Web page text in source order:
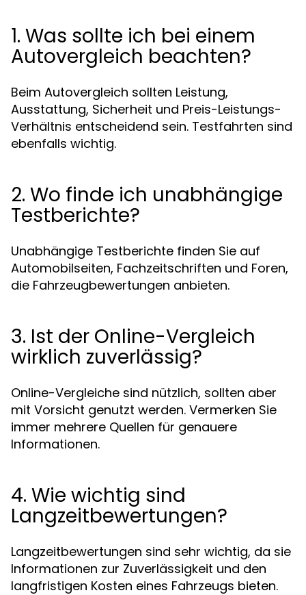
1. Was sollte ich bei einem
Autovergleich beachten?
Beim Autovergleich sollten Leistung,
Ausstattung, Sicherheit und Preis-Leistungs-
Verhältnis entscheidend sein. Testfahrten sind
ebenfalls wichtig.
2. Wo finde ich unabhängige
Testberichte?
Unabhängige Testberichte finden Sie auf
Automobilseiten, Fachzeitschriften und Foren,
die Fahrzeugbewertungen anbieten.
3. Ist der Online-Vergleich
wirklich zuverlässig?
Online-Vergleiche sind nützlich, sollten aber
mit Vorsicht genutzt werden. Vermerken Sie
immer mehrere Quellen für genauere
Informationen.
4. Wie wichtig sind
Langzeitbewertungen?
Langzeitbewertungen sind sehr wichtig, da sie
Informationen zur Zuverlässigkeit und den
langfristigen Kosten eines Fahrzeugs bieten.